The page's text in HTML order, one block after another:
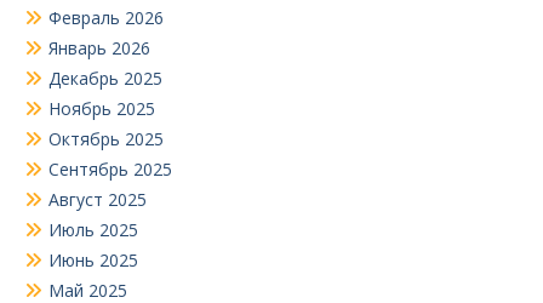
Февраль 2026
Январь 2026
Декабрь 2025
Ноябрь 2025
Октябрь 2025
Сентябрь 2025
Август 2025
Июль 2025
Июнь 2025
Май 2025